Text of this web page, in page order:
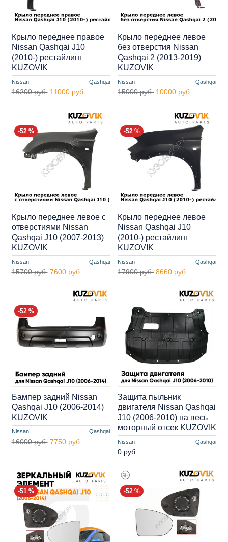
Nissan Qashqai
Крыло переднее правое
Nissan Qashqai J10
(2010-) рестайлинг
KUZOVIK
16200 руб. 11000 руб.
Nissan Qashqai
Крыло переднее левое
без отверстия Nissan
Qashqai 2 (2013-2019)
KUZOVIK
15000 руб. 10000 руб.
-52 %
Nissan Qashqai
Крыло переднее левое с
отверстиями Nissan
Qashqai J10 (2007-2013)
KUZOVIK
15700 руб. 7600 руб.
-52 %
Nissan Qashqai
Крыло переднее левое
Nissan Qashqai J10
(2010-) рестайлинг
KUZOVIK
17900 руб. 8660 руб.
-52 %
Nissan Qashqai
Бампер задний Nissan
Qashqai J10 (2006-2014)
KUZOVIK
16000 руб. 7750 руб. Nissan Qashqai
Защита пыльник
двигателя Nissan Qashqai
J10 (2006-2010) на весь
моторный отсек KUZOVIK
0 руб.
-51 % -52 %